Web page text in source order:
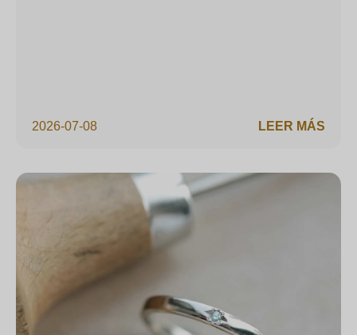
2026-07-08 LEER MÁS